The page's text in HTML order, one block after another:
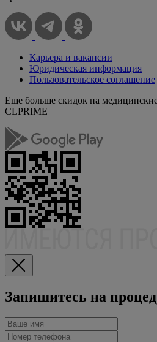
Карьера и вакансии
Юридическая информация
Пользовательское соглашение
Еще больше скидок на
CLPRIME
Запишитесь на